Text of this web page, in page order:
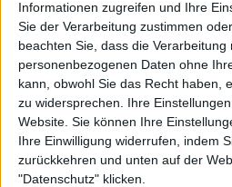
Informationen zugreifen und Ihre
Sie der Verarbeitung zustimmen
beachten Sie, dass die Verarbeitung
personenbezogenen Daten ohne
kann, obwohl Sie das Recht haben,
zu widersprechen. Ihre
Website. Sie können Ihre
Ihre Einwilligung widerrufen, indem
zurückkehren und unten auf der
"Datenschutz" klicken.